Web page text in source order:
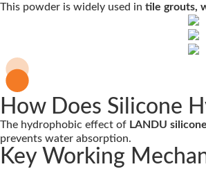
This powder is widely used in tile grouts,
How Does Silicone
The hydrophobic effect of LANDU
prevents water absorption.
Key Working